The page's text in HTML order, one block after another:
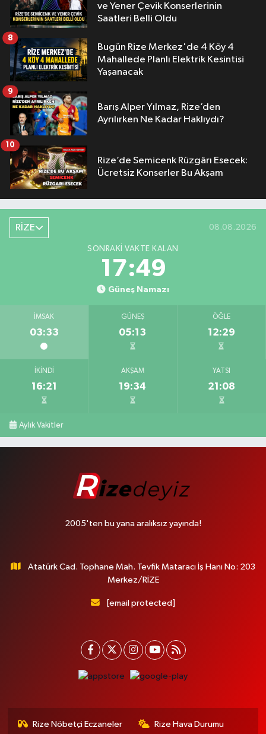
ve Yener Çevik Konserlerinin
Saatleri Belli Oldu
Bugün Rize Merkez'de 4 Köy 4
Mahallede Planlı Elektrik Kesintisi
Yaşanacak
8
Barış Alper Yılmaz, Rize’den
Ayrılırken Ne Kadar Haklıydı?
9
Rize’de Semicenk Rüzgârı Esecek:
Ücretsiz Konserler Bu Akşam
10
RİZE 08.08.2026
SONRAKI VAKTE KALAN
17:49
Güneş Namazı
İMSAK
03:33
GÜNEŞ
05:13
ÖĞLE
12:29
İKINDI
16:21
AKŞAM
19:34
YATSI
21:08
Aylık Vakitler
2005'ten bu yana aralıksız yayında!
Atatürk Cad. Tophane Mah. Tevfik Mataracı İş Hanı No: 203
Merkez/RİZE
[email protected]
Rize Nöbetçi Eczaneler Rize Hava Durumu